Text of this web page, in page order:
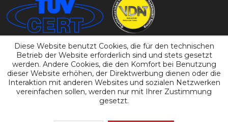
Diese Website benutzt Cookies, die für den technischen
Betrieb der Website erforderlich sind und stets gesetzt
werden. Andere Cookies, die den Komfort bei Benutzung
dieser Website erhöhen, der Direktwerbung dienen oder die
Interaktion mit anderen Websites und sozialen Netzwerken
vereinfachen sollen, werden nur mit Ihrer Zustimmung
gesetzt.